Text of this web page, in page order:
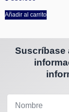
Añadir al carrito
Suscríbase